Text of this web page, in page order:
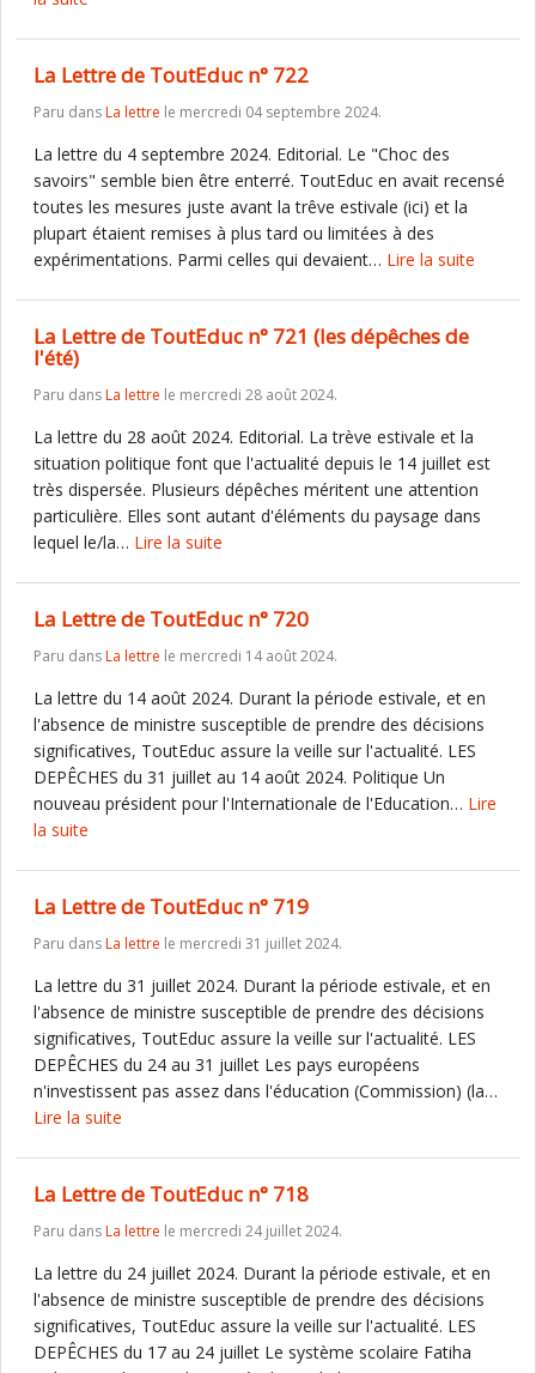
La Lettre de ToutEduc n° 722
Paru dansLa lettre le mercredi 04 septembre 2024.
La lettre du 4 septembre 2024. Editorial. Le "Choc des
savoirs" semble bien être enterré. ToutEduc en avait recensé
toutes les mesures juste avant la trêve estivale (ici) et la
plupart étaient remises à plus tard ou limitées à des
expérimentations. Parmi celles qui devaient… Lire la suite
La Lettre de ToutEduc n° 721 (les dépêches de
l'été)
Paru dansLa lettre le mercredi 28 août 2024.
La lettre du 28 août 2024. Editorial. La trève estivale et la
situation politique font que l'actualité depuis le 14 juillet est
très dispersée. Plusieurs dépêches méritent une attention
particulière. Elles sont autant d'éléments du paysage dans
lequel le/la… Lire la suite
La Lettre de ToutEduc n° 720
Paru dansLa lettre le mercredi 14 août 2024.
La lettre du 14 août 2024. Durant la période estivale, et en
l'absence de ministre susceptible de prendre des décisions
significatives, ToutEduc assure la veille sur l'actualité. LES
DEPÊCHES du 31 juillet au 14 août 2024. Politique Un
nouveau président pour l'Internationale de l'Education… Lire
la suite
La Lettre de ToutEduc n° 719
Paru dansLa lettre le mercredi 31 juillet 2024.
La lettre du 31 juillet 2024. Durant la période estivale, et en
l'absence de ministre susceptible de prendre des décisions
significatives, ToutEduc assure la veille sur l'actualité. LES
DEPÊCHES du 24 au 31 juillet Les pays européens
n'investissent pas assez dans l'éducation (Commission) (la…
Lire la suite
La Lettre de ToutEduc n° 718
Paru dansLa lettre le mercredi 24 juillet 2024.
La lettre du 24 juillet 2024. Durant la période estivale, et en
l'absence de ministre susceptible de prendre des décisions
significatives, ToutEduc assure la veille sur l'actualité. LES
DEPÊCHES du 17 au 24 juillet Le système scolaire Fatiha